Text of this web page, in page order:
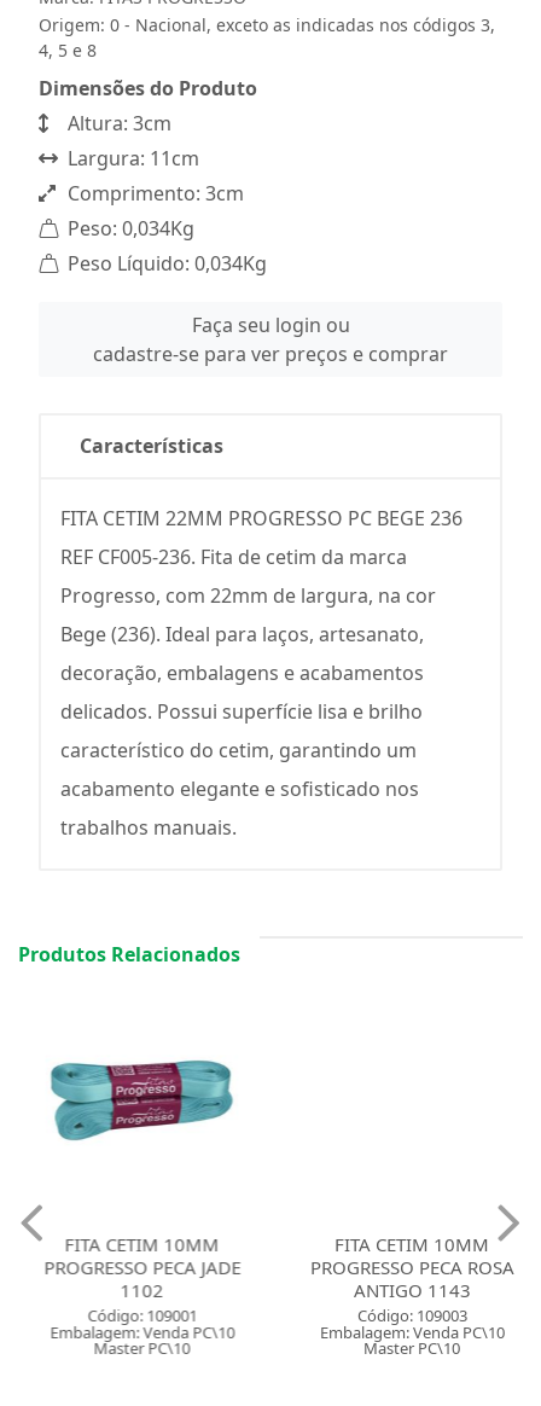
Origem: 0 - Nacional, exceto as indicadas nos códigos 3,
4, 5 e 8
Dimensões do Produto
Altura: 3cm
Largura: 11cm
Comprimento: 3cm
Peso: 0,034Kg
Peso Líquido: 0,034Kg
Faça seu login ou
cadastre-se para ver preços e comprar
Características
FITA CETIM 22MM PROGRESSO PC BEGE 236
REF CF005-236. Fita de cetim da marca
Progresso, com 22mm de largura, na cor
Bege (236). Ideal para laços, artesanato,
decoração, embalagens e acabamentos
delicados. Possui superfície lisa e brilho
característico do cetim, garantindo um
acabamento elegante e sofisticado nos
trabalhos manuais.
Produtos Relacionados
FITA CETIM 10MM
PROGRESSO PECA JADE
1102
Código: 109001
Embalagem: Venda PC\10
Master PC\10
FITA CETIM 10MM
PROGRESSO PECA ROSA
ANTIGO 1143
Código: 109003
Embalagem: Venda PC\10
Master PC\10